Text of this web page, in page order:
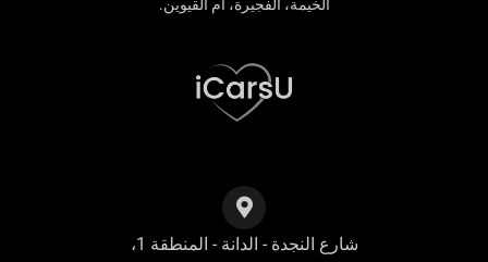
الخيمة، الفجيرة، أم القيوين.
شارع النجدة - الدانة - المنطقة 1،